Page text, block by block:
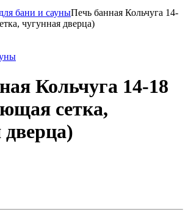
бани и сауныПечь банная Кольчуга 14-
чугунная дверца)
Кольчуга 14-18
сетка,
дверца)